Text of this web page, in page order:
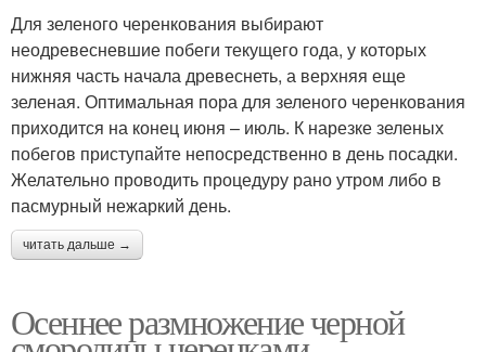
Для зеленого черенкования выбирают
неодревесневшие побеги текущего года, у которых
нижняя часть начала древеснеть, а верхняя еще
зеленая. Оптимальная пора для зеленого черенкования
приходится на конец июня – июль. К нарезке зеленых
побегов приступайте непосредственно в день посадки.
Желательно проводить процедуру рано утром либо в
пасмурный нежаркий день.
читать дальше →
Осеннее размножение черной